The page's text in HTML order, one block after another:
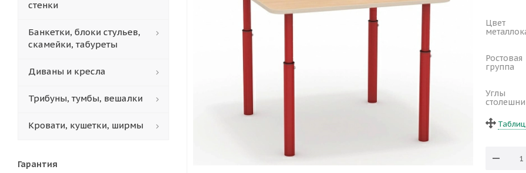
Цвет
Ростовая
группа
Углы
стенки
Банкетки, блоки стульев,
скамейки, табуреты
Диваны и кресла
Трибуны, тумбы, вешалки
Кровати, кушетки, ширмы
Гарантия